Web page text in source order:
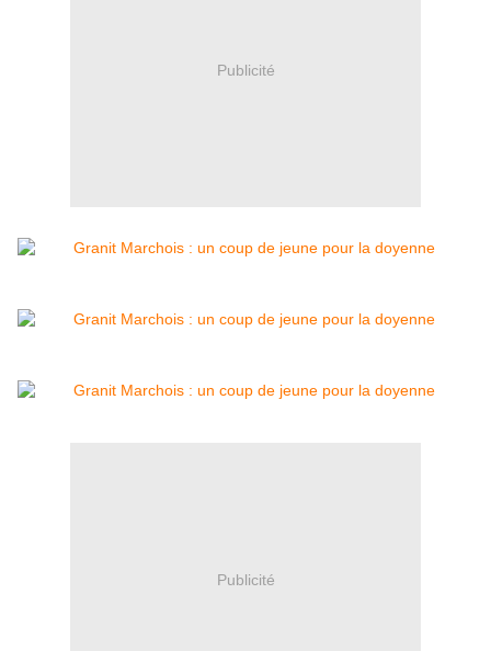
Publicité
Publicité